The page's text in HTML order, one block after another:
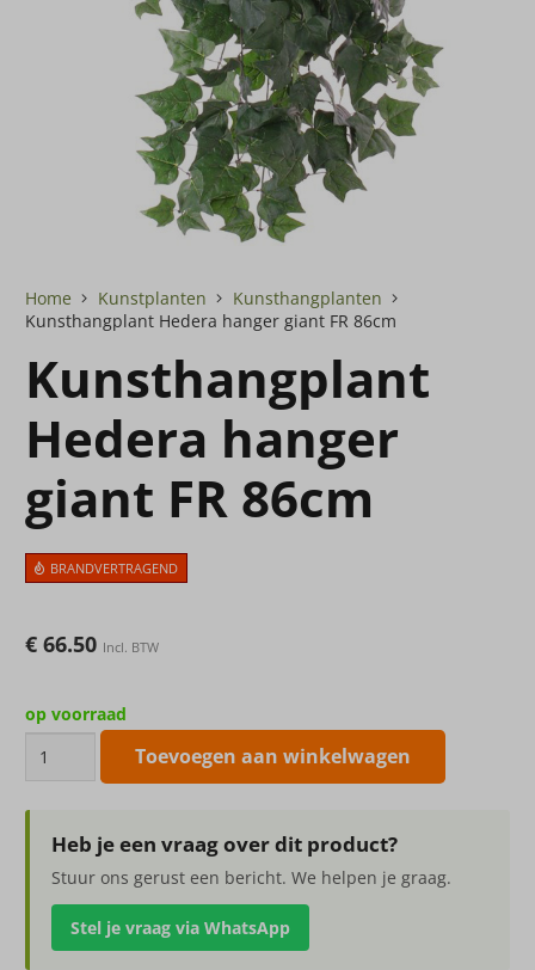
Home Kunstplanten
Kunsthangplanten
Kunsthangplant Hedera hanger giant FR 86cm
Kunsthangplant
Hedera hanger
giant FR 86cm
BRANDVERTRAGEND
€ 66.50 Incl. BTW
op voorraad
Kunsthangplant
hanger
giant
86cm
aantal
Toevoegen aan winkelwagen
Heb je een vraag over dit product?
Stuur ons gerust een bericht. We helpen je graag.
Stel je vraag via WhatsApp